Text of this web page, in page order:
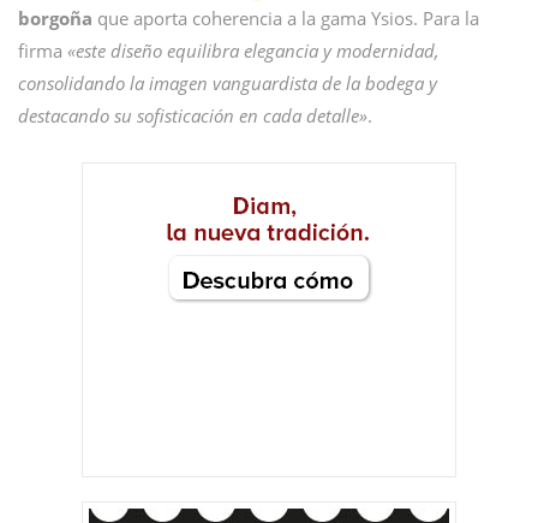
borgoña que aporta coherencia a la gama Ysios. Para la
firma «este diseño equilibra elegancia y modernidad,
consolidando la imagen vanguardista de la bodega y
destacando su sofisticación en cada detalle».